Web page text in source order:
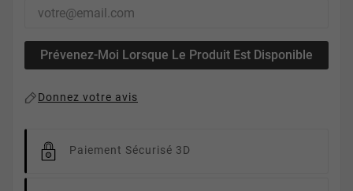
Prévenez-Moi Lorsque Le Produit Est Disponible
Donnez votre avis
Paiement Sécurisé 3D